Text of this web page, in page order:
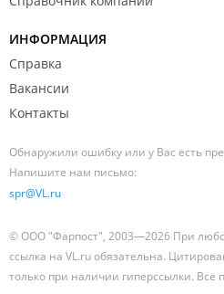
ИНФОРМАЦИЯ
Справка
Вакансии
Контакты
Обнаружили ошибку или у Вас есть
Напишите нам письмо:
spr@VL.ru
© ООО "Фарпост", 2003—2026 При
ссылка на VL.ru обязательна.
только при наличии гиперссылки.